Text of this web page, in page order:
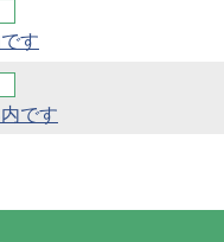
す
です